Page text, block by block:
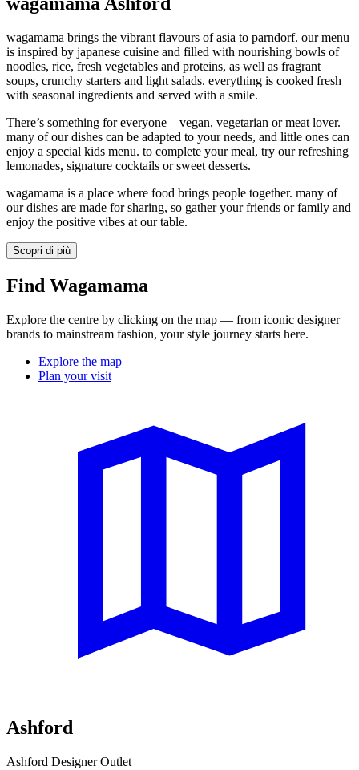
wagamama brings the vibrant flavours of asia to parndorf. our menu
is inspired by japanese cuisine and filled with nourishing bowls of
noodles, rice, fresh vegetables and proteins, as well as fragrant
soups, crunchy starters and light salads. everything is cooked fresh
with seasonal ingredients and served with a smile.
There’s something for everyone – vegan, vegetarian or meat lover.
many of our dishes can be adapted to your needs, and little ones can
enjoy a special kids menu. to complete your meal, try our refreshing
lemonades, signature cocktails or sweet desserts.
wagamama is a place where food brings people together. many of
our dishes are made for sharing, so gather your friends or family and
enjoy the positive vibes at our table.
Scopri di più
Find Wagamama
Explore the centre by clicking on the map — from iconic designer
brands to mainstream fashion, your style journey starts here.
Explore the map
Plan your visit
Ashford
Ashford Designer Outlet